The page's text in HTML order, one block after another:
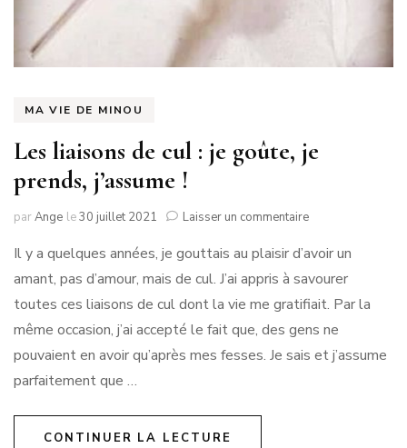
MA VIE DE MINOU
Les liaisons de cul : je goûte, je
prends, j’assume !
parAnge le30 juillet 2021 Laisser un commentairesur
liaisons
cul
:
je
je
Il y a quelques années, je gouttais au plaisir d’avoir un
amant, pas d’amour, mais de cul. J’ai appris à savourer
toutes ces liaisons de cul dont la vie me gratifiait. Par la
même occasion, j’ai accepté le fait que, des gens ne
pouvaient en avoir qu’après mes fesses. Je sais et j’assume
parfaitement que …
CONTINUER LA LECTURE